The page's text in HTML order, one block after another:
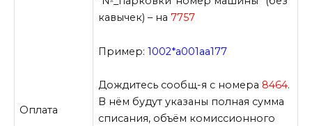
Оплата
кавычек) – на7757
Пример:1002*а001аа177
Дождитесь сообщ-я с номера 8464.
В нём будут указаны полная сумма
списания, объём комиссионного